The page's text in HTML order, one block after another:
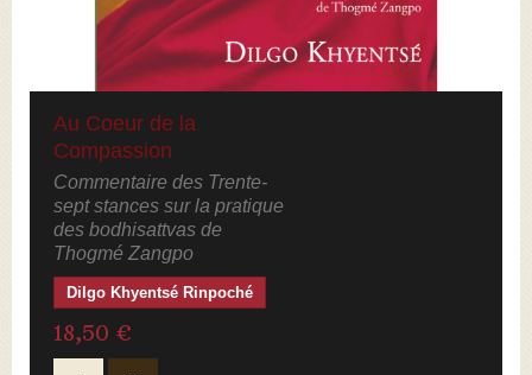
Au Coeur de la
Compassion
Commentaire des Trente-
sept stances sur la pratique
des bodhisattvas de
Thogmé Zangpo
Dilgo Khyentsé Rinpoché
18,50 €